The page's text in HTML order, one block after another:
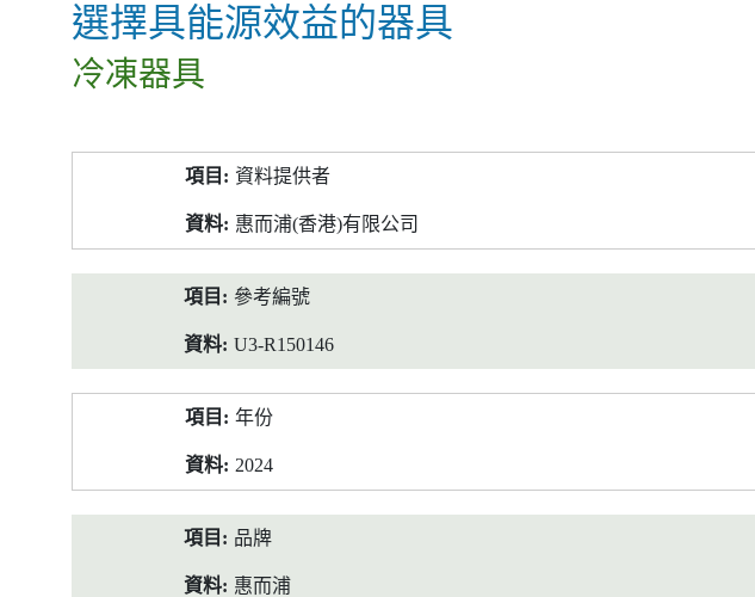
選擇具能源效益的器具
冷凍器具
料
資料提供者
惠而浦(香港)有限公司
參考編號
U3-R150146
年份
2024
品牌
惠而浦